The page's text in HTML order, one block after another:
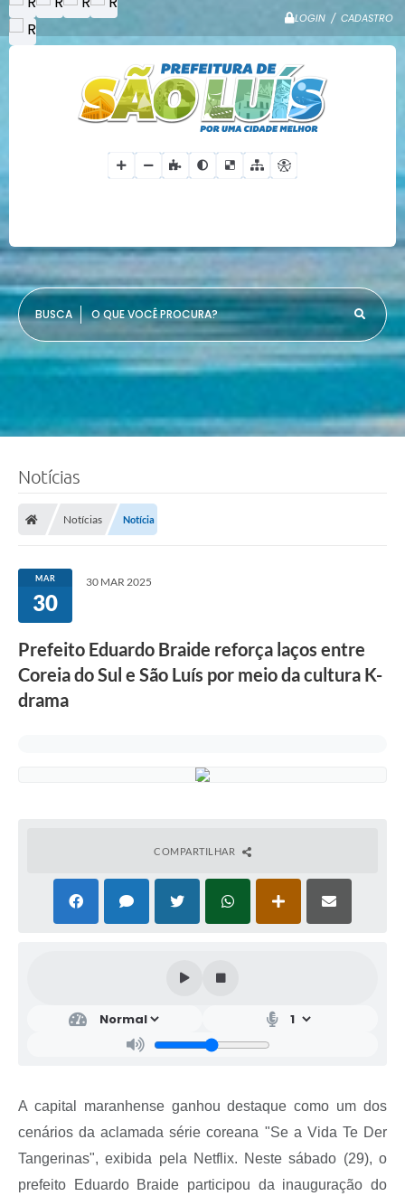
LOGIN / CADASTRO
O QUE VOCÊ PROCURA?
Notícias
Notícias Notícia
MAR
30
30 MAR 2025
Prefeito Eduardo Braide reforça laços entre
Coreia do Sul e São Luís por meio da cultura K-
drama
COMPARTILHAR
A capital maranhense ganhou destaque como um dos
cenários da aclamada série coreana "Se a Vida Te Der
Tangerinas", exibida pela Netflix. Neste sábado (29), o
prefeito Eduardo Braide participou da inauguração do